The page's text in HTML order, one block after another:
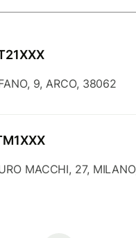
9, ARCO, 38062
MACCHI, 27,